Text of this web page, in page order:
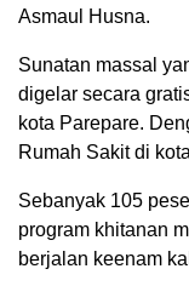
Asmaul Husna.
Sunatan massal
digelar secara
kota Parepare.
Rumah Sakit di
Sebanyak 105
program khitanan
berjalan keenam